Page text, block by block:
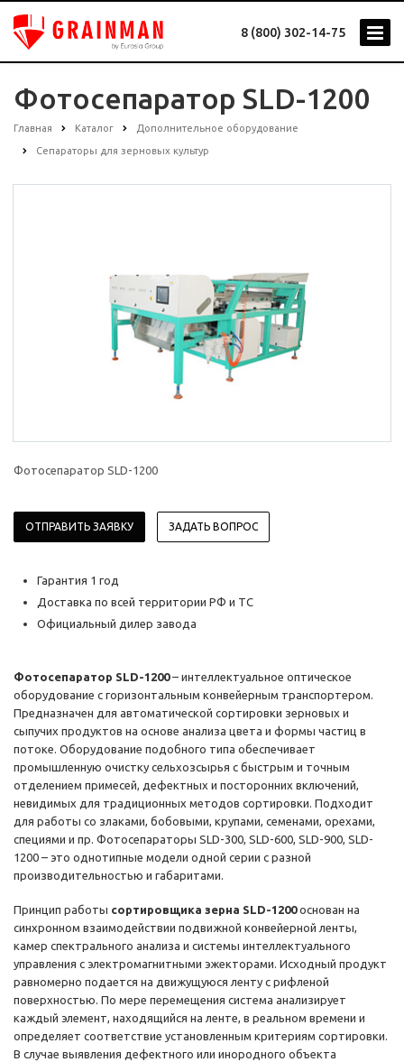
8 (800) 302-14-75
Фотосепаратор SLD-1200
Главная Каталог Дополнительное оборудование
Сепараторы для зерновых культур
Фотосепаратор SLD-1200
ОТПРАВИТЬ ЗАЯВКУ ЗАДАТЬ ВОПРОС
Гарантия 1 год
Доставка по всей территории РФ и ТС
Официальный дилер завода
Фотосепаратор SLD-1200– интеллектуальное оптическое
оборудование с горизонтальным конвейерным транспортером.
Предназначен для автоматической сортировки зерновых и
сыпучих продуктов на основе анализа цвета и формы частиц в
потоке. Оборудование подобного типа обеспечивает
промышленную очистку сельхозсырья с быстрым и точным
отделением примесей, дефектных и посторонних включений,
невидимых для традиционных методов сортировки. Подходит
для работы со злаками, бобовыми, крупами, семенами, орехами,
специями и пр. Фотосепараторы SLD-300, SLD-600, SLD-900, SLD-
1200 – это однотипные модели одной серии с разной
производительностью и габаритами.
Принцип работы сортировщика зерна SLD-1200основан на
синхронном взаимодействии подвижной конвейерной ленты,
камер спектрального анализа и системы интеллектуального
управления с электромагнитными эжекторами. Исходный продукт
равномерно подается на движущуюся ленту с рифленой
поверхностью. По мере перемещения система анализирует
каждый элемент, находящийся на ленте, в реальном времени и
определяет соответствие установленным критериям сортировки.
В случае выявления дефектного или инородного объекта